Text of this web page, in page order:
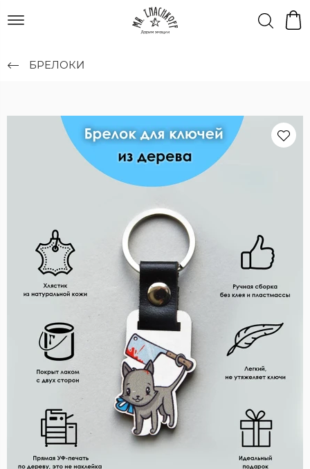
БРЕЛОКИ